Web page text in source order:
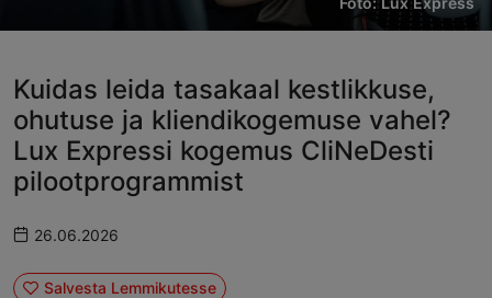
Kuidas leida tasakaal kestlikkuse,
ohutuse ja kliendikogemuse vahel?
Lux Expressi kogemus CliNeDesti
pilootprogrammist
26.06.2026
Salvesta Lemmikutesse